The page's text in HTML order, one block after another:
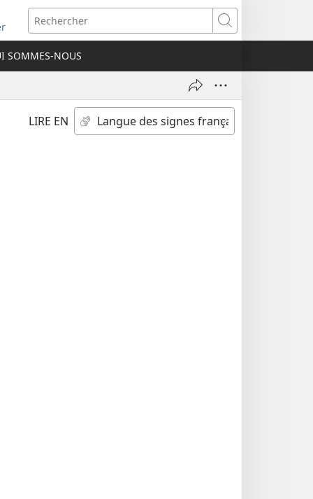
Rechercher
SOMMES-NOUS
LIRE EN